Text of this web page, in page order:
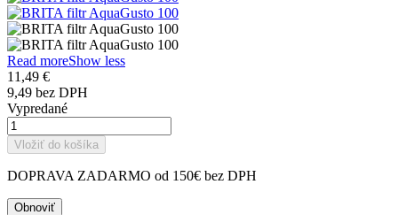
Read moreShow less
11,49 €
9,49 bez DPH
Vypredané
Vložiť do košíka
DOPRAVA ZADARMO od 150€ bez DPH